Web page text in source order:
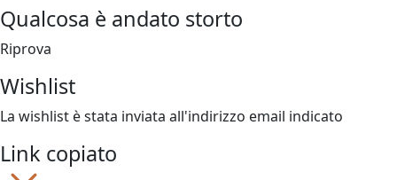
Qualcosa è andato storto
Riprova
Wishlist
La wishlist è stata inviata all'indirizzo email indicato
Link copiato